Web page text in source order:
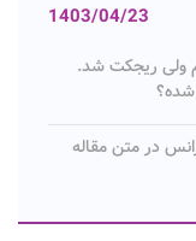
1403/04/23
ولی ریجکت شد.
در متن مقاله